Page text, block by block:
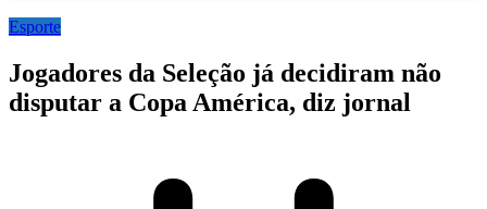
Esporte
Jogadores da Seleção já decidiram não
disputar a Copa América, diz jornal